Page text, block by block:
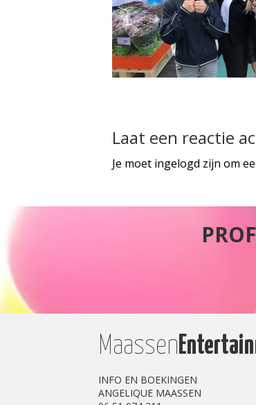
Laat een reactie
Je moet ingelogd zijn om
Maassen
INFO EN BOEKINGEN
ANGELIQUE MAASSEN